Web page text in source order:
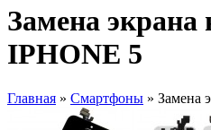
Замена экрана
IPHONE 5
Главная » Смартфоны » Замена